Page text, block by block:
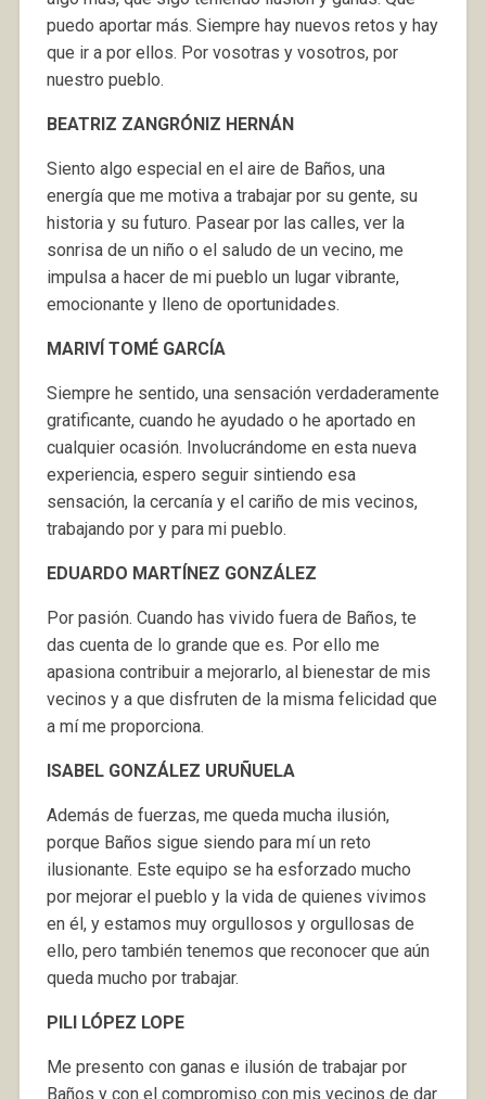
puedo aportar más. Siempre hay nuevos retos y hay
que ir a por ellos. Por vosotras y vosotros, por
nuestro pueblo.
BEATRIZ ZANGRÓNIZ HERNÁN
Siento algo especial en el aire de Baños, una
energía que me motiva a trabajar por su gente, su
historia y su futuro. Pasear por las calles, ver la
sonrisa de un niño o el saludo de un vecino, me
impulsa a hacer de mi pueblo un lugar vibrante,
emocionante y lleno de oportunidades.
MARIVÍ TOMÉ GARCÍA
Siempre he sentido, una sensación verdaderamente
gratificante, cuando he ayudado o he aportado en
cualquier ocasión. Involucrándome en esta nueva
experiencia, espero seguir sintiendo esa
sensación, la cercanía y el cariño de mis vecinos,
trabajando por y para mi pueblo.
EDUARDO MARTÍNEZ GONZÁLEZ
Por pasión. Cuando has vivido fuera de Baños, te
das cuenta de lo grande que es. Por ello me
apasiona contribuir a mejorarlo, al bienestar de mis
vecinos y a que disfruten de la misma felicidad que
a mí me proporciona.
ISABEL GONZÁLEZ URUÑUELA
Además de fuerzas, me queda mucha ilusión,
porque Baños sigue siendo para mí un reto
ilusionante. Este equipo se ha esforzado mucho
por mejorar el pueblo y la vida de quienes vivimos
en él, y estamos muy orgullosos y orgullosas de
ello, pero también tenemos que reconocer que aún
queda mucho por trabajar.
PILI LÓPEZ LOPE
Me presento con ganas e ilusión de trabajar por
Baños y con el compromiso con mis vecinos de dar